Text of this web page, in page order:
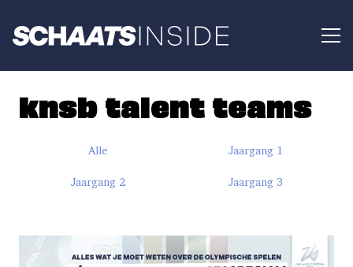
knsb talent teams
Alle Jaargang 1
Jaargang 2 Jaargang 3